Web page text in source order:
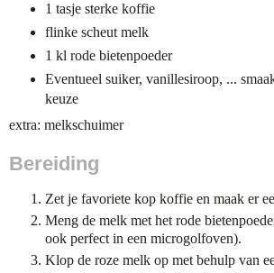
1 tasje sterke koffie
flinke scheut melk
1 kl rode bietenpoeder
Eventueel suiker, vanillesiroop, ...
keuze
extra: melkschuimer
Bereiding
Zet je favoriete kop koffie en maak er
Meng de melk met het rode
ook perfect in een microgolfoven).
Klop de roze melk op met behulp van